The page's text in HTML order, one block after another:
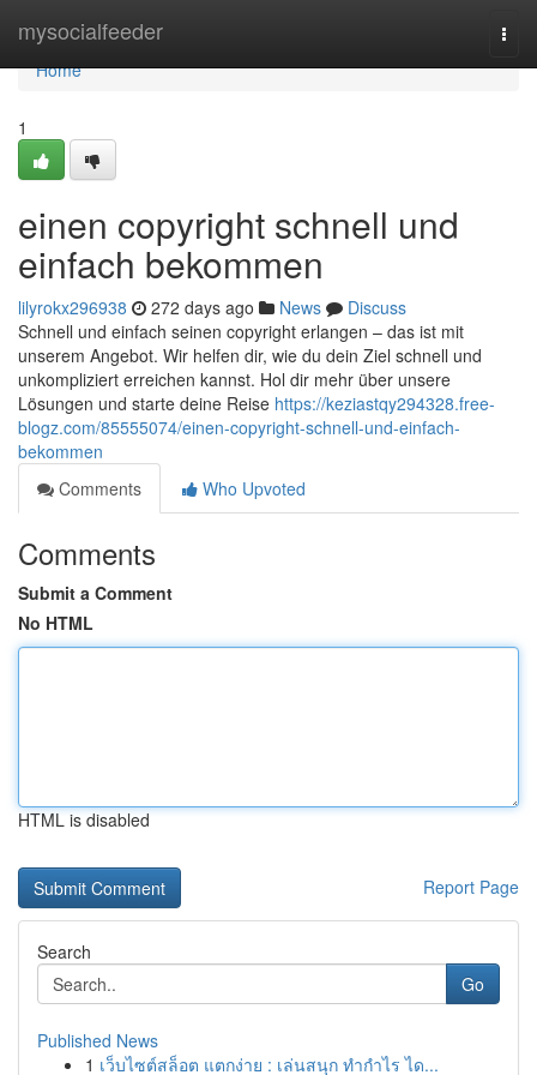
mysocialfeeder
Home
Home
1
einen copyright schnell und
einfach bekommen
lilyrokx296938 272 days ago News
Discuss
Schnell und einfach seinen copyright erlangen – das ist mit
unserem Angebot. Wir helfen dir, wie du dein Ziel schnell und
unkompliziert erreichen kannst. Hol dir mehr über unsere
Lösungen und starte deine Reise https://keziastqy294328.free-
blogz.com/85555074/einen-copyright-schnell-und-einfach-
bekommen
Comments
Who Upvoted
Comments
Submit a Comment
No HTML
HTML is disabled
Report Page
Search
Go
Published News
1 เว็บไซต์สล็อต แตกง่าย : เล่นสนุก ทำกำไร ได...